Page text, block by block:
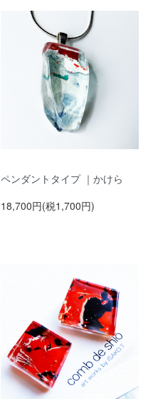
ペンダントタイプ ｜かけら
18,700円(税1,700円)